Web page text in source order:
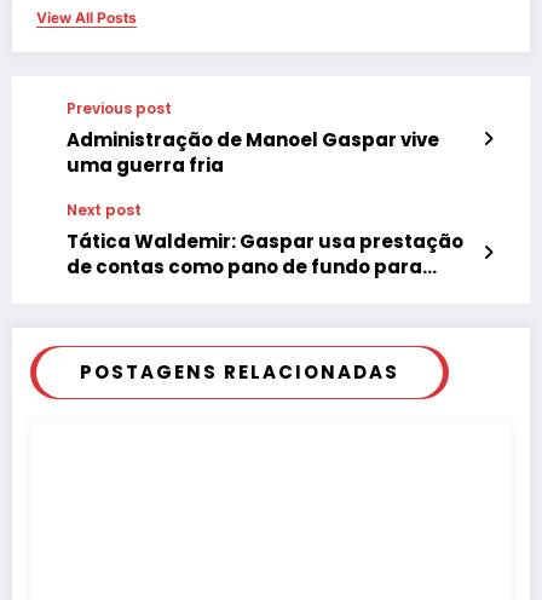
View All Posts
Previous post
Administração de Manoel Gaspar vive
uma guerra fria
Next post
Tática Waldemir: Gaspar usa prestação
de contas como pano de fundo para
POSTAGENS RELACIONADAS